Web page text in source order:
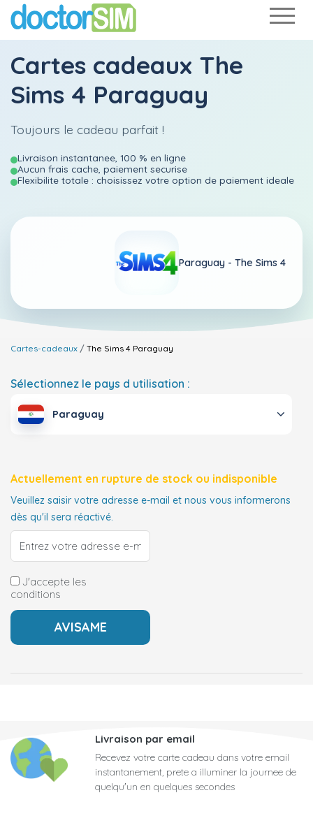
Cartes cadeaux The
Sims 4 Paraguay
Toujours le cadeau parfait !
Livraison instantanee, 100 % en ligne
Aucun frais cache, paiement securise
Flexibilite totale : choisissez votre option de paiement ideale
Paraguay - The Sims 4
Cartes-cadeaux The Sims 4 Paraguay
Sélectionnez le pays d utilisation :
Paraguay
Actuellement en rupture de stock ou indisponible
Veuillez saisir votre adresse e-mail et nous vous informerons
dès qu'il sera réactivé.
J'accepte les
conditions
Livraison par email
Recevez votre carte cadeau dans votre email
instantanement, prete a illuminer la journee de
quelqu'un en quelques secondes